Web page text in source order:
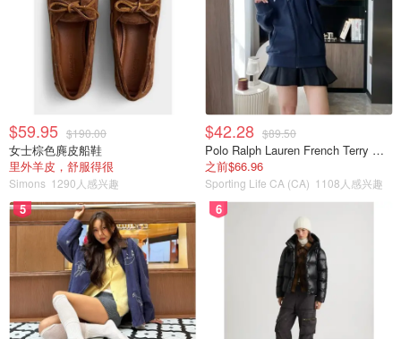
3、倒入牛奶搅拌均匀
$59.95 $190.00
女士棕色麂皮船鞋
里外羊皮，舒服得很
Simons 1290人感兴趣
$42.28 $89.50
Polo Ralph Lauren French Terry 女童连帽卫衣 7-16码
之前$66.96
Sporting Life CA (CA) 1108人感兴趣
5 6